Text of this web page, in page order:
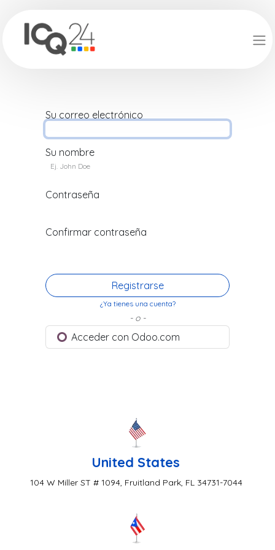
Su correo electrónico
Su nombre
Contraseña
Confirmar contraseña
Registrarse
¿Ya tienes una cuenta?
- o -
Acceder con Odoo.com
United States
104 W Miller ST # 1094, Fruitland Park, FL 34731-7044 ​